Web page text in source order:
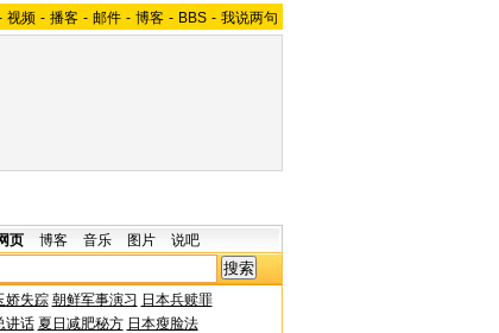
视频 - 播客 - 邮件 - 博客 - BBS - 我说两句
页 博客 音乐 图片 说吧
娇失踪 朝鲜军事演习 日本兵赎罪
讲话 夏日减肥秘方 日本瘦脸法